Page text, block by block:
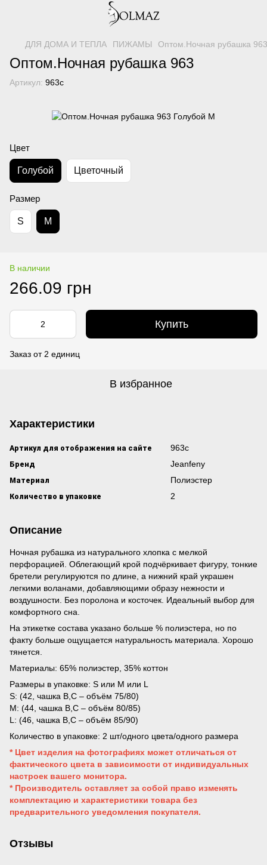
ДЛЯ ДОМА И ТЕПЛА ПИЖАМЫ Оптом.Ночная рубашка
Оптом.Ночная рубашка 963
Артикул: 963с
Цвет
Голубой Цветочный
Размер
S M
В наличии
266.09 грн
Купить
Заказ от 2 единиц
В избранное
Характеристики
Артикул для отображения на сайте 963с
Бренд Jeanfeny
Материал Полиэстер
Количество в упаковке 2
Описание
Ночная рубашка из натурального хлопка с мелкой
перфорацией. Облегающий крой подчёркивает фигуру, тонкие
бретели регулируются по длине, а нижний край украшен
легкими воланами, добавляющими образу нежности и
воздушности. Без поролона и косточек. Идеальный выбор для
комфортного сна.
На этикетке состава указано больше % полиэстера, но по
факту больше ощущается натуральность материала. Хорошо
тянется.
Материалы: 65% полиэстер, 35% коттон
Размеры в упаковке: S или M или L
S: (42, чашка B,C – объём 75/80)
M: (44, чашка B,C – объём 80/85)
L: (46, чашка B,C – объём 85/90)
Количество в упаковке: 2 шт/одного цвета/одного размера
* Цвет изделия на фотографиях может отличаться от
фактического цвета в зависимости от индивидуальных
настроек вашего монитора.
* Производитель оставляет за собой право изменять
комплектацию и характеристики товара без
предварительного уведомления покупателя.
Отзывы